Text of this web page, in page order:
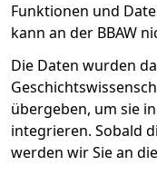
Funktionen und
kann an der BBAW
Die Daten wurden
übergeben, um sie
integrieren. Sobald
werden wir Sie an